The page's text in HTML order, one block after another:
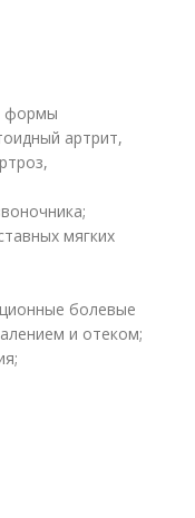
формы
артрит,
мягких
болевые
и отеком;